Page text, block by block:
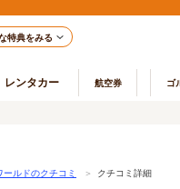
特典をみる
レンタカー 航空券 ゴ
ールドのクチコミ ＞ クチコミ詳細